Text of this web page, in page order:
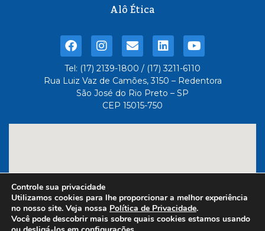
Alô Ética
Tel: (17) 2139-1800 / (17) 3211-6110
Rua Luiz Vaz de Camões, 3150 – Redentora
São José do Rio Preto – SP
CEP 15015-750
Controle sua privacidade
Utilizamos cookies para lhe proporcionar a melhor experiência
no nosso site. Veja nossa Política de Privacidade.
Você pode descobrir mais sobre quais cookies estamos usando